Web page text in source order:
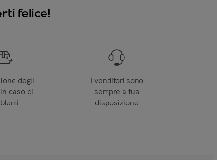
felice!
degli
caso di
I venditori sono
sempre a tua
disposizione